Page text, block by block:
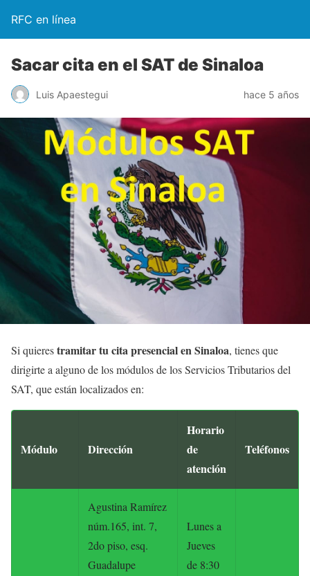
RFC en línea
Sacar cita en el SAT de Sinaloa
Luis Apaestegui hace 5 años
Si quierestramitar tu cita presencial en Sinaloa, tienes que
dirigirte a alguno de los módulos de los Servicios Tributarios del
SAT, que están localizados en:
Módulo Dirección
Horario
de
atención
Teléfonos
Agustina Ramírez
núm.165, int. 7,
2do piso, esq.
Guadalupe
Lunes a
Jueves
de 8:30